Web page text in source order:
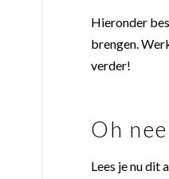
Hieronder
brengen.
verder!
Oh
Lees je nu dit